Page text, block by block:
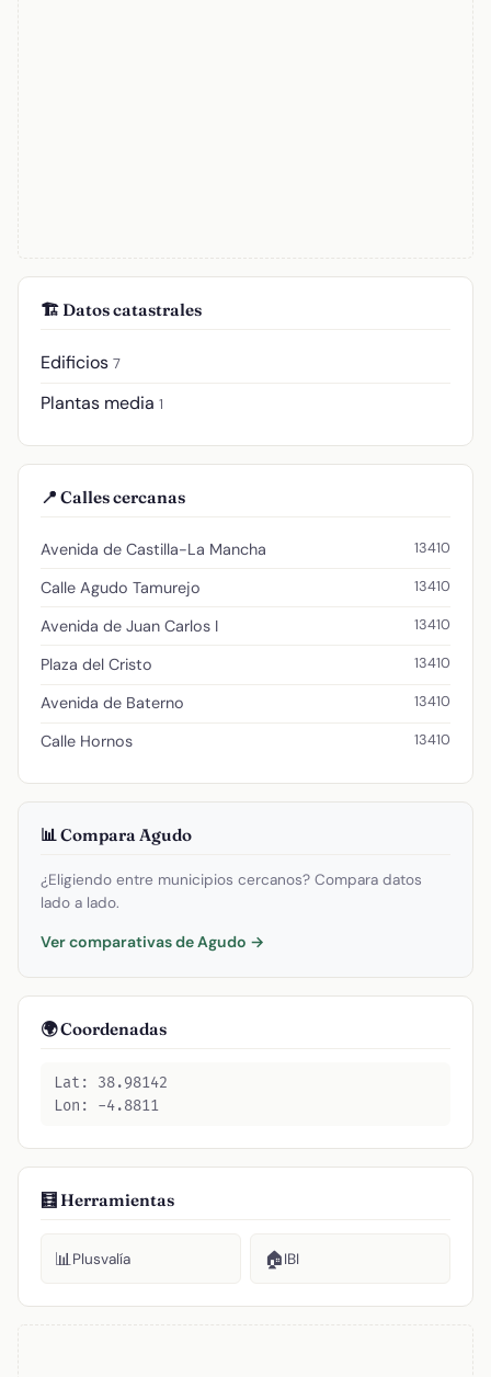
🏗️ Datos catastrales
Edificios 7
Plantas media 1
📍 Calles cercanas
Avenida de Castilla-La Mancha 13410
Calle Agudo Tamurejo 13410
Avenida de Juan Carlos I 13410
Plaza del Cristo 13410
Avenida de Baterno 13410
Calle Hornos 13410
📊 Compara Agudo
¿Eligiendo entre municipios cercanos? Compara datos
lado a lado.
Ver comparativas de Agudo →
🌍 Coordenadas
Lat: 38.98142
Lon: -4.8811
🧮 Herramientas
📊Plusvalía 🏠IBI